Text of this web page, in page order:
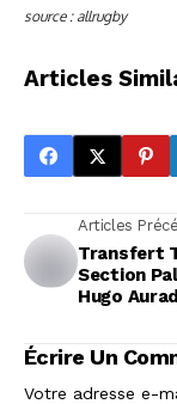
source : allrugby
Articles
Articles
Transfert
Section
Hugo
jusqu'en
Écrire Un
Votre adresse e-